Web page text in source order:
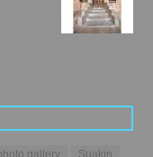
gallery
Suakin